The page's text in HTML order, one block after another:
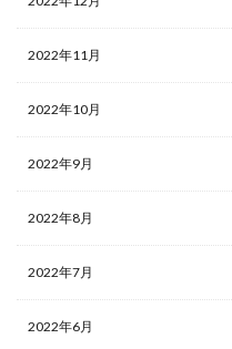
2022年11月
2022年10月
2022年9月
2022年8月
2022年7月
2022年6月